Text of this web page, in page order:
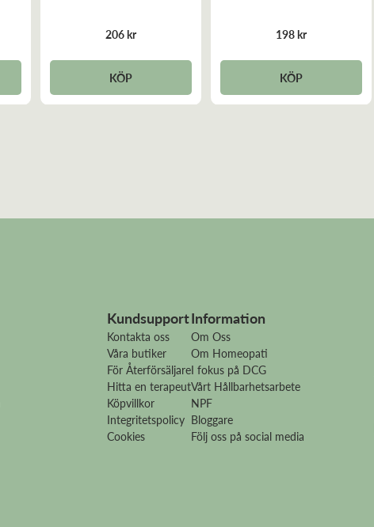
206 kr
KÖP
198 kr
KÖP
Kundsupport
Kontakta oss
Våra butiker
För Återförsäljare
Hitta en terapeut
Köpvillkor
Integritetspolicy
Cookies
Information
Om Oss
Om Homeopati
I fokus på DCG
Vårt Hållbarhetsarbete
NPF
Bloggare
Följ oss på social media